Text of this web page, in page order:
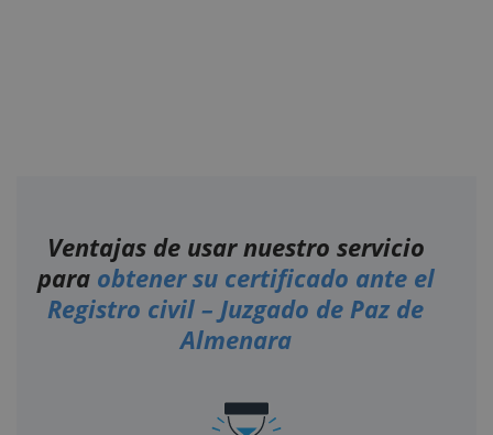
Ventajas de usar nuestro servicio
para obtener su certificado ante el
Registro civil – Juzgado de Paz de
Almenara